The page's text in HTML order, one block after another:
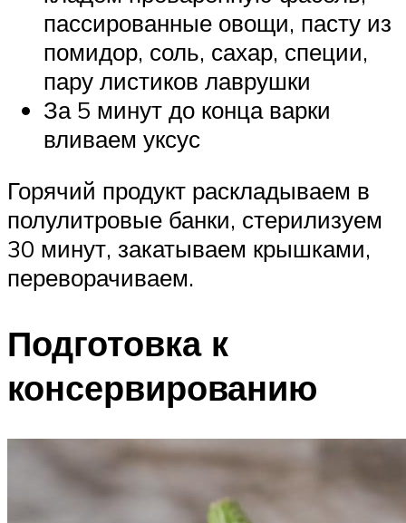
пассированные овощи, пасту из
помидор, соль, сахар, специи,
пару листиков лаврушки
За 5 минут до конца варки
вливаем уксус
Горячий продукт раскладываем в
полулитровые банки, стерилизуем
30 минут, закатываем крышками,
переворачиваем.
Подготовка к
консервированию